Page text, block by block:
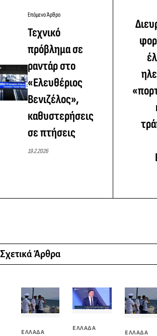
Επόμενο Άρθρο
Τεχνικό
πρόβλημα σε
ραντάρ στο
«Ελευθέριος
Βενιζέλος»,
καθυστερήσεις
σε πτήσεις
19.2.2026
Σχετικά Άρθρα
ΕΛΛΑΔΑ ΕΛΛΑΔΑ
ΕΛΛΑΔΑ